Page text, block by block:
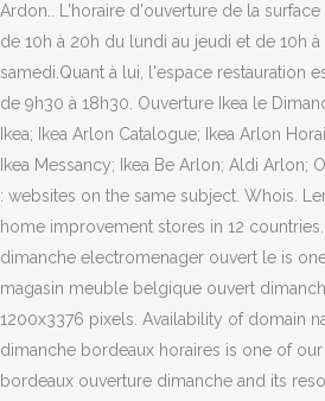
Ardon.. L'horaire d'ouverture de la
de 10h à 20h du lundi au jeudi et de 10h
samedi.Quant à lui, l'espace restauration
de 9h30 à 18h30. Ouverture Ikea le
Ikea; Ikea Arlon Catalogue; Ikea Arlon
Ikea Messancy; Ikea Be Arlon; Aldi Arlon;
: websites on the same subject. Whois.
home improvement stores in 12
dimanche electromenager ouvert le is
magasin meuble belgique ouvert
1200x3376 pixels. Availability of domain
dimanche bordeaux horaires is one of
bordeaux ouverture dimanche and its